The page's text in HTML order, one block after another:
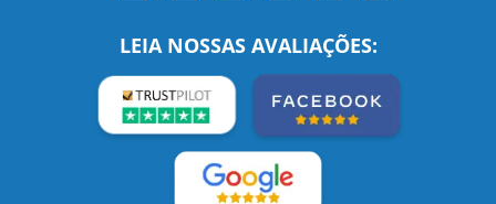
LEIA NOSSAS AVALIAÇÕES: